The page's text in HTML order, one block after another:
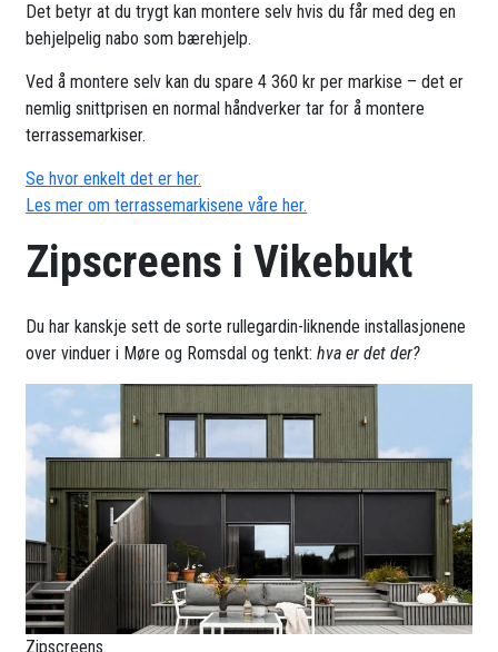
Det betyr at du trygt kan montere selv hvis du får med deg en
behjelpelig nabo som bærehjelp.
Ved å montere selv kan du spare 4 360 kr per markise – det er
nemlig snittprisen en normal håndverker tar for å montere
terrassemarkiser.
Se hvor enkelt det er her.
Les mer om terrassemarkisene våre her.
Zipscreens i Vikebukt
Du har kanskje sett de sorte rullegardin-liknende installasjonene
over vinduer i Møre og Romsdal og tenkt:hva er det der?
Zipscreens.